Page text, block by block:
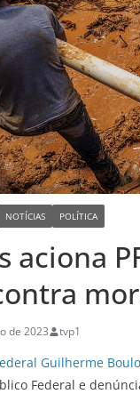
NOTÍCIAS POLÍTICA
aciona
de 2023 tvp1
Guilherme
Federal e